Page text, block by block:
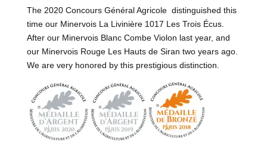
The 2020 Concours Général Agricole distinguished this
time our Minervois La Livinière 1017 Les Trois Écus.
After our Minervois Blanc Combe Violon last year, and
our Minervois Rouge Les Hauts de Siran two years ago.
We are very honored by this prestigious distinction.